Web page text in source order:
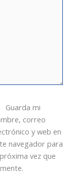
Guarda mi
correo
y web en
navegador para
vez que